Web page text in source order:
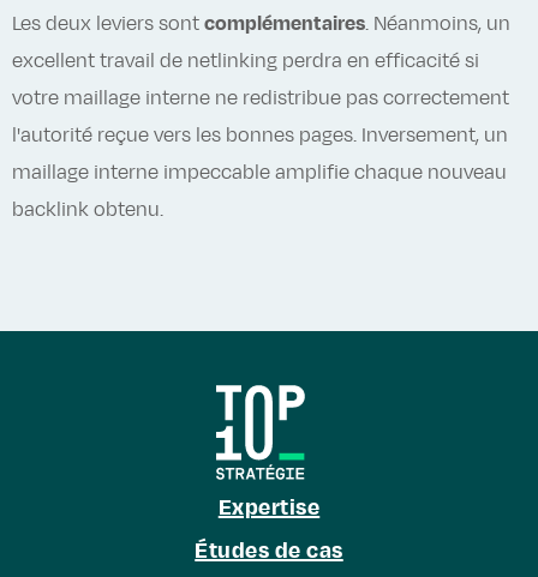
Les deux leviers sont complémentaires. Néanmoins, un
excellent travail de netlinking perdra en efficacité si
votre maillage interne ne redistribue pas correctement
l'autorité reçue vers les bonnes pages. Inversement, un
maillage interne impeccable amplifie chaque nouveau
backlink obtenu.
Expertise
Études de cas